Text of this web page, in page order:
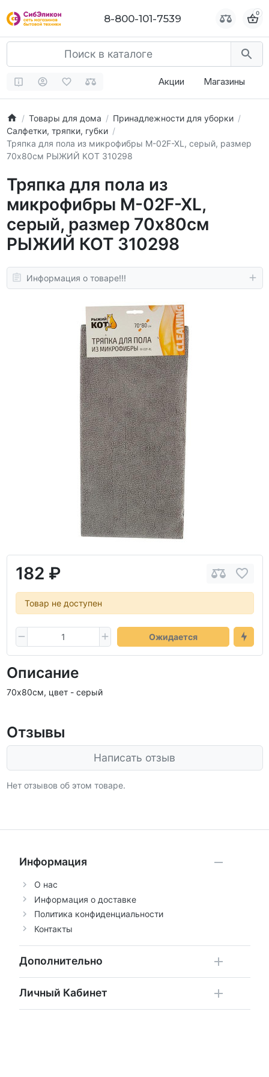
8-800-101-7539 0
Акции Магазины
Товары для дома
Принадлежности для уборки
Салфетки, тряпки, губки
Тряпка для пола из микрофибры M-02F-XL, серый, размер
70х80см РЫЖИЙ КОТ 310298
Тряпка для пола из
микрофибры M-02F-XL,
серый, размер 70х80см
РЫЖИЙ КОТ 310298
Информация о товаре!!!
182 ₽
Товар не доступен
Ожидается
Описание
70х80см, цвет - серый
Отзывы
Написать отзыв
Нет отзывов об этом товаре.
Информация
О нас
Информация о доставке
Политика конфиденциальности
Контакты
Дополнительно
Личный Кабинет
8-800-101-7539 0